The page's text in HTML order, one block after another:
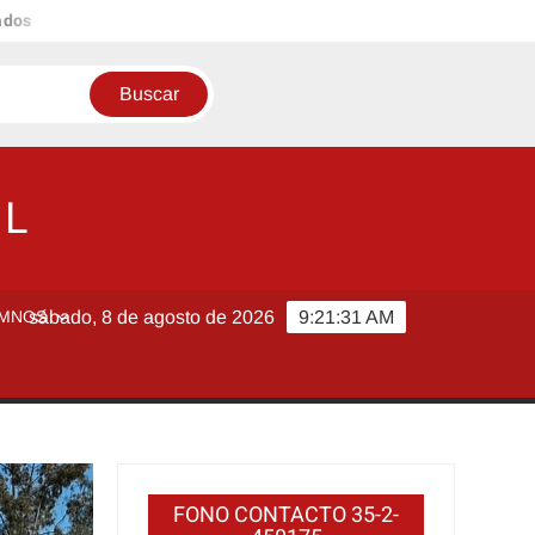
9:21:32 AM
sábado, 8 de agosto de 2026
FONO CONTACTO 35-2-